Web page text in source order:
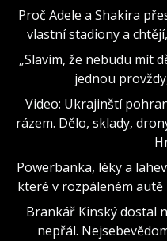
Proč Adele a Shakira
vlastní stadiony a
„Slavím, že nebudu mít
jednou
Video: Ukrajinští
rázem. Dělo, sklady,
Powerbanka, léky a
které v rozpáleném
Brankář Kinský dostal
nepřál.